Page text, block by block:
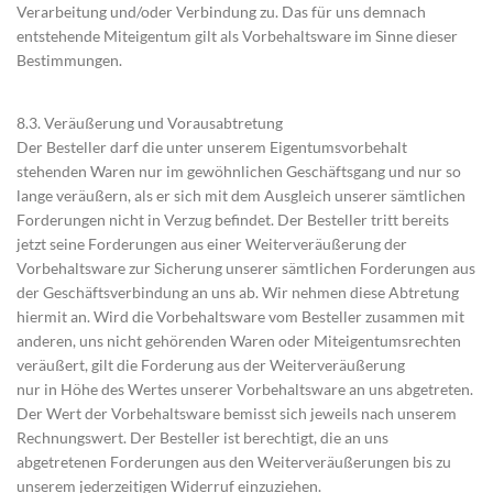
Verarbeitung und/oder Verbindung zu. Das für uns demnach
entstehende Miteigentum gilt als Vorbehaltsware im Sinne dieser
Bestimmungen.
8.3. Veräußerung und Vorausabtretung
Der Besteller darf die unter unserem Eigentumsvorbehalt
stehenden Waren nur im gewöhnlichen Geschäftsgang und nur so
lange veräußern, als er sich mit dem Ausgleich unserer sämtlichen
Forderungen nicht in Verzug befindet. Der Besteller tritt bereits
jetzt seine Forderungen aus einer Weiterveräußerung der
Vorbehaltsware zur Sicherung unserer sämtlichen Forderungen aus
der Geschäftsverbindung an uns ab. Wir nehmen diese Abtretung
hiermit an. Wird die Vorbehaltsware vom Besteller zusammen mit
anderen, uns nicht gehörenden Waren oder Miteigentumsrechten
veräußert, gilt die Forderung aus der Weiterveräußerung
nur in Höhe des Wertes unserer Vorbehaltsware an uns abgetreten.
Der Wert der Vorbehaltsware bemisst sich jeweils nach unserem
Rechnungswert. Der Besteller ist berechtigt, die an uns
abgetretenen Forderungen aus den Weiterveräußerungen bis zu
unserem jederzeitigen Widerruf einzuziehen.